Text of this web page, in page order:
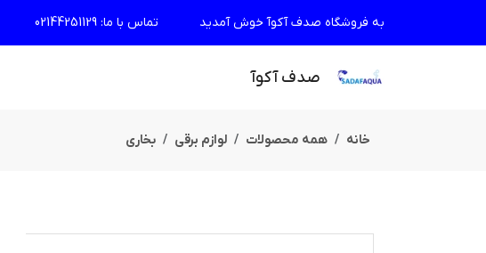
به فروشگاه صدف آکوآ خوش آمدید تماس با ما:
02144251129
صدف آکوآ
خانه همه محصولات لوازم برقی بخاری